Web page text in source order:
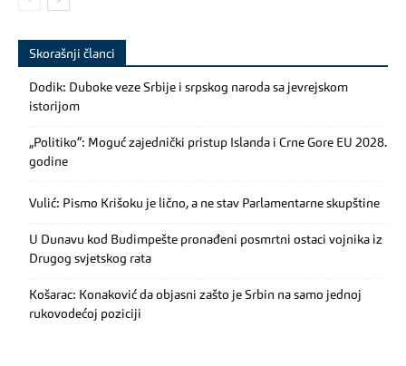
Skorašnji članci
Dodik: Duboke veze Srbije i srpskog naroda sa jevrejskom
istorijom
„Politiko“: Moguć zajednički pristup Islanda i Crne Gore EU 2028.
godine
Vulić: Pismo Krišoku je lično, a ne stav Parlamentarne skupštine
U Dunavu kod Budimpešte pronađeni posmrtni ostaci vojnika iz
Drugog svjetskog rata
Košarac: Konaković da objasni zašto je Srbin na samo jednoj
rukovodećoj poziciji